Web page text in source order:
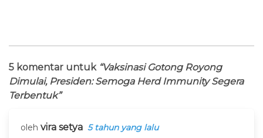
5 komentar untuk “Vaksinasi Gotong Royong
Dimulai, Presiden: Semoga Herd Immunity Segera
Terbentuk”
oleh vira setya 5 tahun yang lalu